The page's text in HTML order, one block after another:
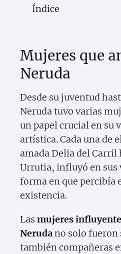
Índice
Mujeres que
Neruda
Desde su juventud
Neruda tuvo varias
un papel crucial en su
artística. Cada una de
amada Delia del Carril
Urrutia, influyó en sus
forma en que percibía
existencia.
Las mujeres
Nerudano solo fueron
también compañeras